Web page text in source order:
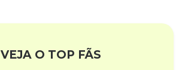
VEJA O TOP FÃS